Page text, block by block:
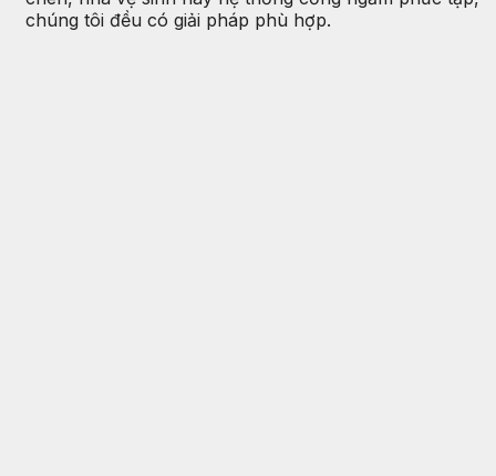
chúng tôi đều có giải pháp phù hợp.